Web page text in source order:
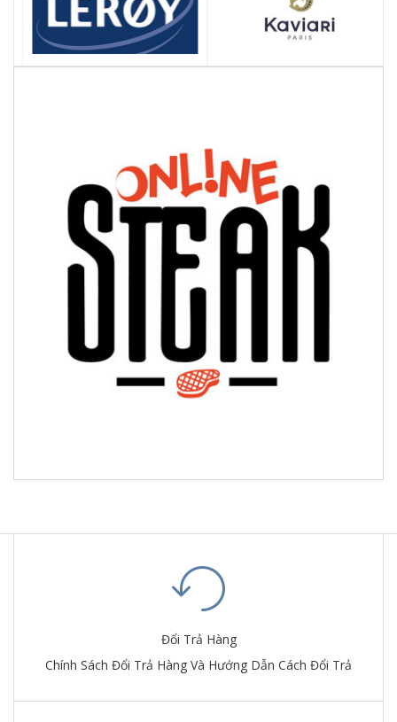
Đổi Trả Hàng
Chính Sách Đổi Trả Hàng Và Hướng Dẫn Cách Đổi Trả